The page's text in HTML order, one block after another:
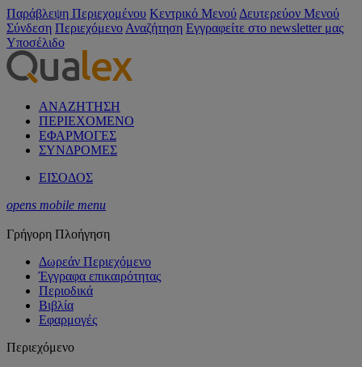
Παράβλεψη Περιεχομένου Κεντρικό Μενού Δευτερεύον Μενού
Σύνδεση Περιεχόμενο Αναζήτηση Εγγραφείτε στο newsletter μας
Υποσέλιδο
ΑΝΑΖΗΤΗΣΗ
ΠΕΡΙΕΧΟΜΕΝΟ
ΕΦΑΡΜΟΓΕΣ
ΣΥΝΔΡΟΜΕΣ
ΕΙΣΟΔΟΣ
opens mobile menu
Γρήγορη Πλοήγηση
Δωρεάν Περιεχόμενο
Έγγραφα επικαιρότητας
Περιοδικά
Βιβλία
Εφαρμογές
Περιεχόμενο